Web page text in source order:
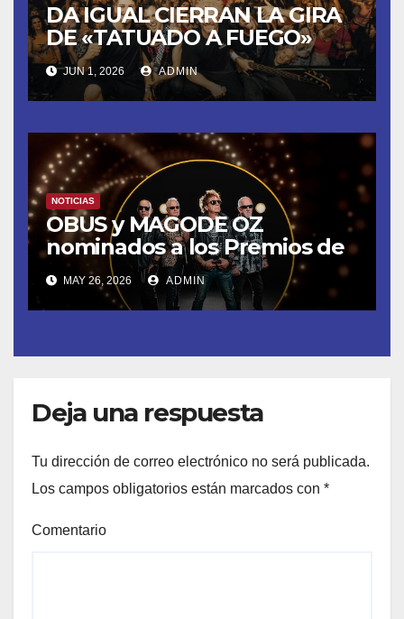
DA IGUAL CIERRAN LA GIRA
DE «TATUADO A FUEGO»
CON UN LLENO EN LA SALA
DEL MOVISTAR ARENA DE
MADRID
JUN 1, 2026 ADMIN
NOTICIAS
OBUS y MAGODE OZ
nominados a los Premios de
la Academia de la Música de
España- Esta noche en La 2
MAY 26, 2026 ADMIN
Deja una respuesta
Tu dirección de correo electrónico no será publicada.
Los campos obligatorios están marcados con *
Comentario